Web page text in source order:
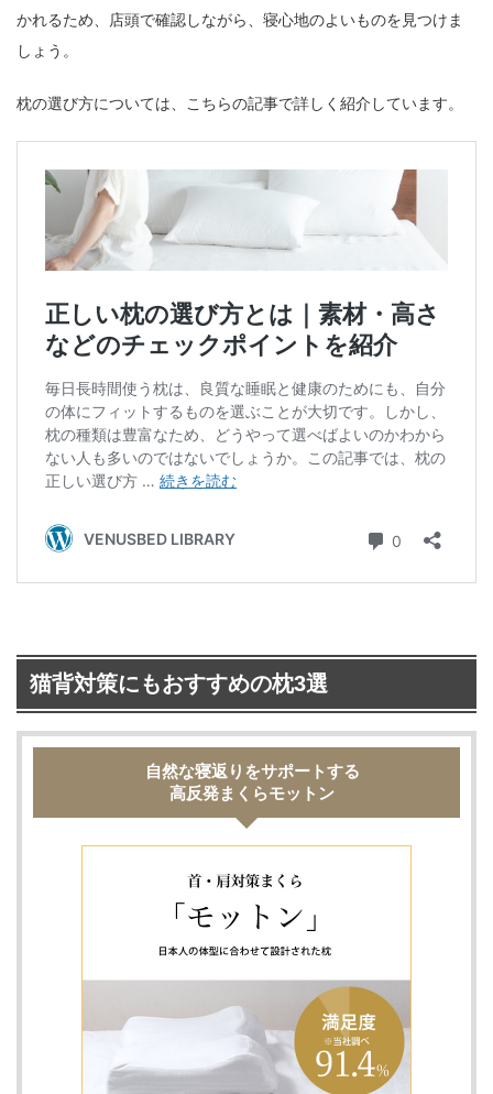
かれるため、店頭で確認しながら、寝心地のよいものを見つけま
しょう。
枕の選び方については、こちらの記事で詳しく紹介しています。
猫背対策にもおすすめの枕3選
自然な寝返りをサポートする
高反発まくらモットン